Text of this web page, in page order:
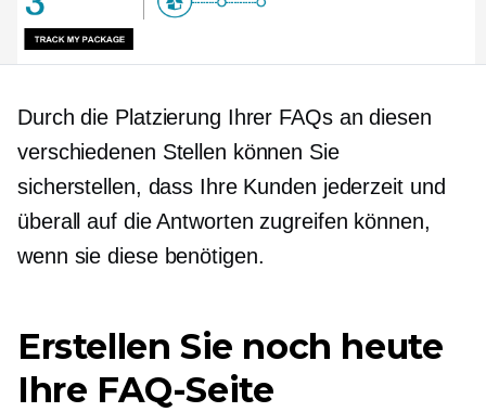
Durch die Platzierung Ihrer FAQs an diesen
verschiedenen Stellen können Sie
sicherstellen, dass Ihre Kunden jederzeit und
überall auf die Antworten zugreifen können,
wenn sie diese benötigen.
Erstellen Sie noch heute
Ihre FAQ-Seite